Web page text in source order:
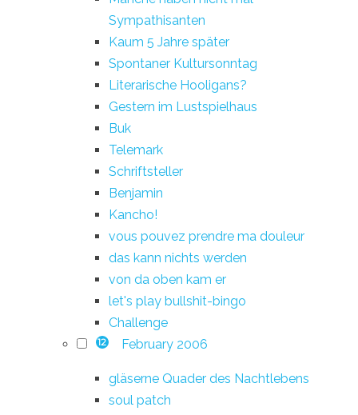
Sympathisanten
Kaum 5 Jahre später
Spontaner Kultursonntag
Literarische Hooligans?
Gestern im Lustspielhaus
Buk
Telemark
Schriftsteller
Benjamin
Kancho!
vous pouvez prendre ma douleur
das kann nichts werden
von da oben kam er
let's play bullshit-bingo
Challenge
12 February 2006
gläserne Quader des Nachtlebens
soul patch